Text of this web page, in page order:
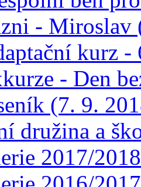
- Miroslav
kurz -
- Den
(7. 9.
družina a
2017/2018